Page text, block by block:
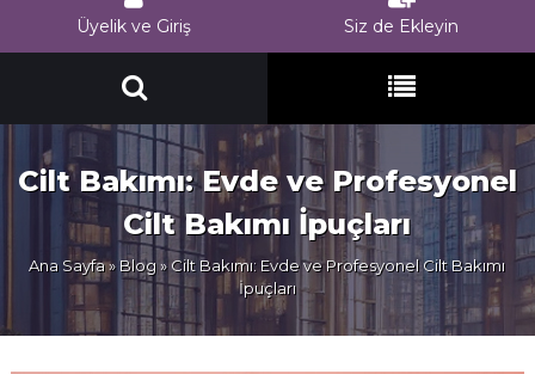
Üyelik ve Giriş Siz de Ekleyin
Cilt Bakımı: Evde ve Profesyonel
Cilt Bakımı İpuçları
Ana Sayfa»Blog» Cilt Bakımı: Evde ve Profesyonel Cilt Bakımı
İpuçları